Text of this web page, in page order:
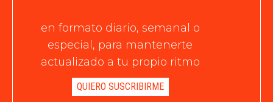
en formato diario, semanal o
especial, para mantenerte
actualizado a tu propio ritmo
QUIERO SUSCRIBIRME